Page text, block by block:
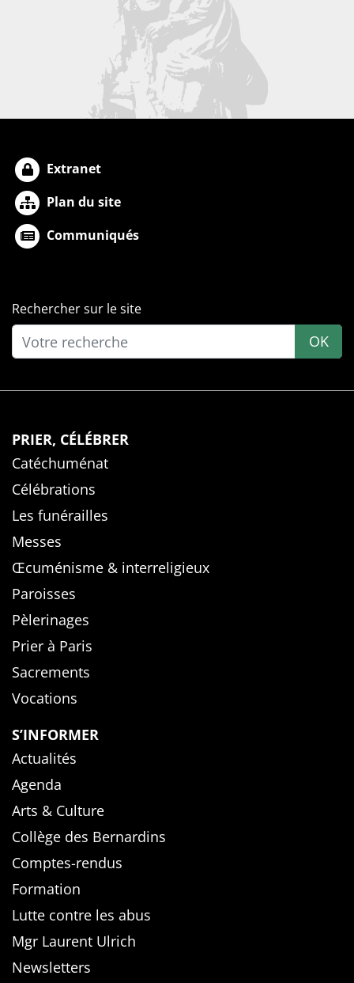
Extranet
Plan du site
Communiqués
Rechercher sur le site
OK
PRIER, CÉLÉBRER
Catéchuménat
Célébrations
Les funérailles
Messes
Œcuménisme & interreligieux
Paroisses
Pèlerinages
Prier à Paris
Sacrements
Vocations
S’INFORMER
Actualités
Agenda
Arts & Culture
Collège des Bernardins
Comptes-rendus
Formation
Lutte contre les abus
Mgr Laurent Ulrich
Newsletters